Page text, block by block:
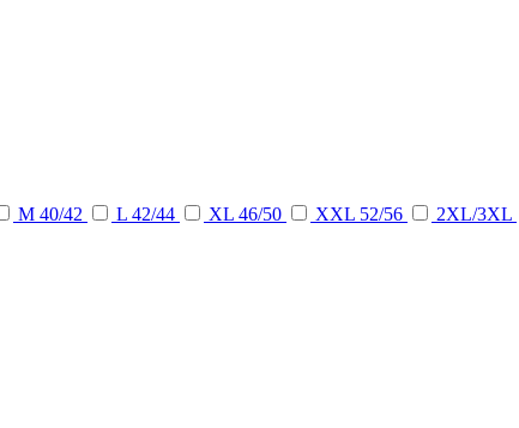
M 40/42 L 42/44 XL 46/50 XXL 52/56 2XL/3XL